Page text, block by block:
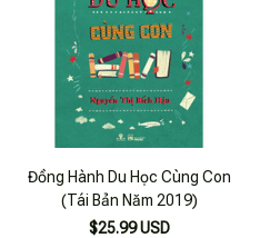
Đồng Hành Du Học Cùng Con
(Tái Bản Năm 2019)
$25.99 USD